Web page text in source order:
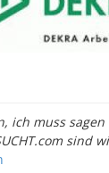
ich muss